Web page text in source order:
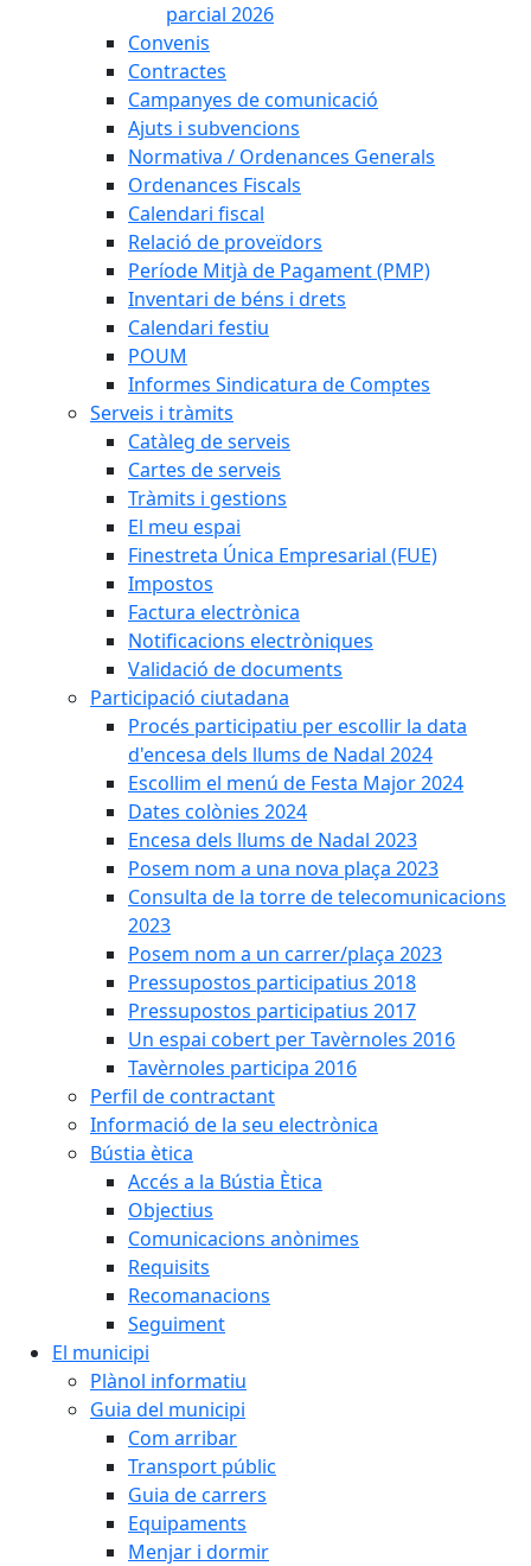
parcial 2026
Convenis
Contractes
Campanyes de comunicació
Ajuts i subvencions
Normativa / Ordenances Generals
Ordenances Fiscals
Calendari fiscal
Relació de proveïdors
Període Mitjà de Pagament (PMP)
Inventari de béns i drets
Calendari festiu
POUM
Informes Sindicatura de Comptes
Serveis i tràmits
Catàleg de serveis
Cartes de serveis
Tràmits i gestions
El meu espai
Finestreta Única Empresarial (FUE)
Impostos
Factura electrònica
Notificacions electròniques
Validació de documents
Participació ciutadana
Procés participatiu per escollir la data
d'encesa dels llums de Nadal 2024
Escollim el menú de Festa Major 2024
Dates colònies 2024
Encesa dels llums de Nadal 2023
Posem nom a una nova plaça 2023
Consulta de la torre de telecomunicacions
2023
Posem nom a un carrer/plaça 2023
Pressupostos participatius 2018
Pressupostos participatius 2017
Un espai cobert per Tavèrnoles 2016
Tavèrnoles participa 2016
Perfil de contractant
Informació de la seu electrònica
Bústia ètica
Accés a la Bústia Ètica
Objectius
Comunicacions anònimes
Requisits
Recomanacions
Seguiment
El municipi
Plànol informatiu
Guia del municipi
Com arribar
Transport públic
Guia de carrers
Equipaments
Menjar i dormir